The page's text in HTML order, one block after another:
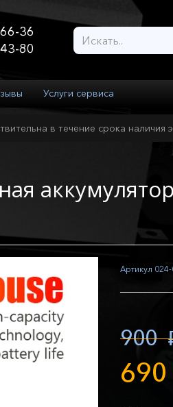
36
80
Услуги сервиса
в течение срока наличия
Артикул
900
690